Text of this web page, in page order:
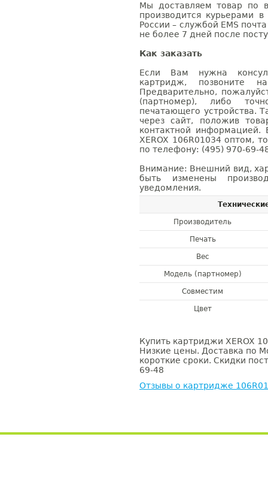
Мы доставляем товар по
производится курьерами
России – службой EMS
не более 7 дней после
Как заказать
Если Вам нужна
картридж, позвоните
Предварительно,
(партномер), либо
печатающего устройства.
через сайт, положив
контактной информацией.
XEROX 106R01034 оптом,
по телефону: (495) 970-69-
Внимание: Внешний вид,
быть изменены
уведомления.
Производитель
Печать
Вес
Модель (партномер)
Совместим
Цвет
Купить картриджи XEROX
Низкие цены. Доставка по
короткие сроки. Скидки
69-48
Отзывы о картридже